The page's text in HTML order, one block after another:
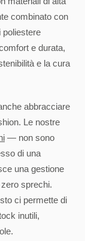
combinato con
poliestere
e durata,
e la cura
abbracciare
Le nostre
— non sono
di una
una gestione
sprechi.
ci permette di
inutili,